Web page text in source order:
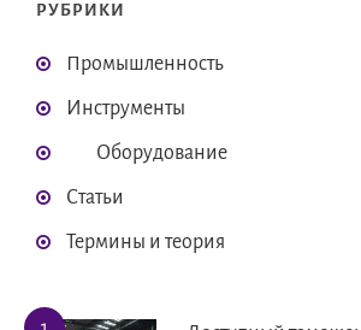
РУБРИКИ
Промышленность
Инструменты
Оборудование
Статьи
Термины и теория